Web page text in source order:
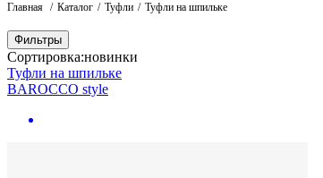
Главная Каталог Туфли Туфли на шпильке
Фильтры
Сортировка:новинки
Туфли на шпильке
BAROCCO style